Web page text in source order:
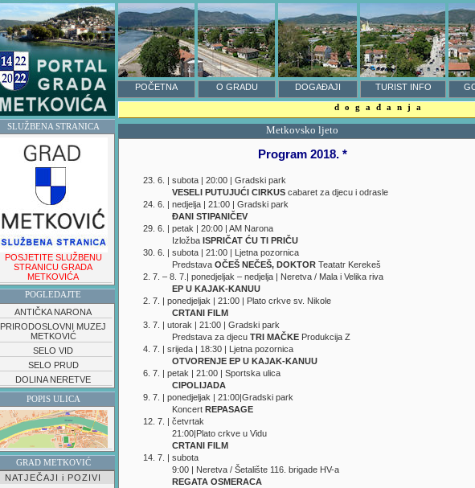
POČETNA O GRADU DOGAĐAJI TURIST INFO
SLUŽBENA STRANICA
POSJETITE SLUŽBENU
STRANICU GRADA
METKOVIĆA
POGLEDAJTE
ANTIČKA NARONA
PRIRODOSLOVNI MUZEJ
METKOVIĆ
SELO VID
SELO PRUD
DOLINA NERETVE
POPIS ULICA
GRAD METKOVIĆ
NATJEČAJI i POZIVI
događanja
Metkovsko ljeto
Program 2018. *
23. 6. | subota | 20:00 | Gradski park
VESELI PUTUJUĆI CIRKUS cabaret za djecu i odrasle
24. 6. | nedjelja | 21:00 | Gradski park
ĐANI STIPANIČEV
29. 6. | petak | 20:00 | AM Narona
Izložba ISPRIČAT ĆU TI PRIČU
30. 6. | subota | 21:00 | Ljetna pozornica
Predstava OČEŠ NEČEŠ, DOKTOR Teatatr Kerekeš
2. 7. – 8. 7.| ponedjeljak – nedjelja | Neretva / Mala i Velika riva
EP U KAJAK-KANUU
2. 7. | ponedjeljak | 21:00 | Plato crkve sv. Nikole
CRTANI FILM
3. 7. | utorak | 21:00 | Gradski park
Predstava za djecu TRI MAČKE Produkcija Z
4. 7. | srijeda | 18:30 | Ljetna pozornica
OTVORENJE EP U KAJAK-KANUU
6. 7. | petak | 21:00 | Sportska ulica
CIPOLIJADA
9. 7. | ponedjeljak | 21:00|Gradski park
Koncert REPASAGE
12. 7. | četvrtak
21:00|Plato crkve u Vidu
CRTANI FILM
14. 7. | subota
9:00 | Neretva / Šetalište 116. brigade HV-a
REGATA OSMERACA